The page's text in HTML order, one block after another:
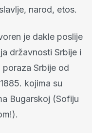
narod, etos.
je dakle poslije
državnosti Srbije i
poraza Srbije od
kojima su
Bugarskoj (Sofiju